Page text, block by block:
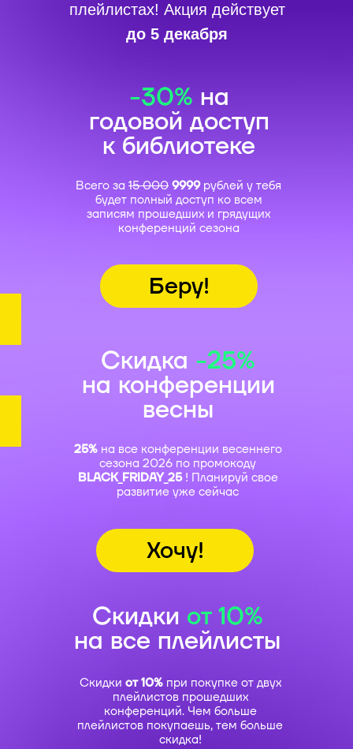
плейлистах! Акция действует
до 5 декабря
-30% на
годовой доступ
к библиотеке
Всего за 15 0009999рублей у тебя
будет полный доступ ко всем
записям прошедших и грядущих
конференций сезона
Беру!
Скидка -25%
на конференции
весны
25%на все конференции весеннего
сезона 2026 по промокоду
BLACK_FRIDAY_25! Планируй свое
развитие уже сейчас
Хочу!
Скидки от 10%
на все плейлисты
Скидки от 10% при покупке от двух
плейлистов прошедших
конференций. Чем больше
плейлистов покупаешь, тем больше
скидка!